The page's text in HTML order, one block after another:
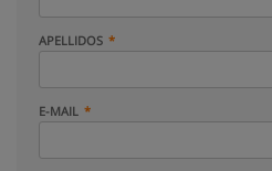
APELLIDOS
E-MAIL